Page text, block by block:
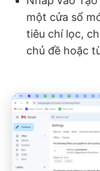
một cửa sổ
tiêu chí lọc,
chủ đề hoặc